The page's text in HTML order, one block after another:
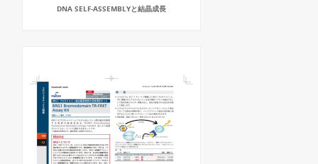
DNA SELF-ASSEMBLYと結晶成長